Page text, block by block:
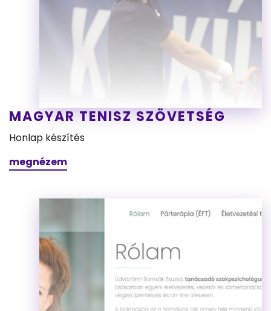
MAGYAR TENISZ SZÖVETSÉG
Honlap készítés
megnézem